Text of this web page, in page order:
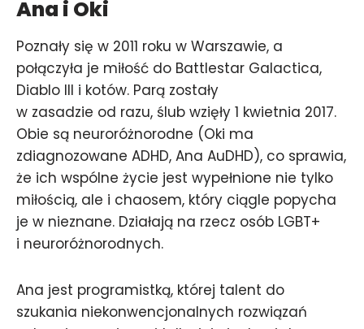
Ana i Oki
Poznały się w 2011 roku w Warszawie, a
połączyła je miłość do Battlestar Galactica,
Diablo III i kotów. Parą zostały
w zasadzie od razu, ślub wzięły 1 kwietnia 2017.
Obie są neuroróżnorodne (Oki ma
zdiagnozowane ADHD, Ana AuDHD), co sprawia,
że ich wspólne życie jest wypełnione nie tylko
miłością, ale i chaosem, który ciągle popycha
je w nieznane. Działają na rzecz osób LGBT+
i neuroróżnorodnych.
Ana jest programistką, której talent do
szukania niekonwencjonalnych rozwiązań